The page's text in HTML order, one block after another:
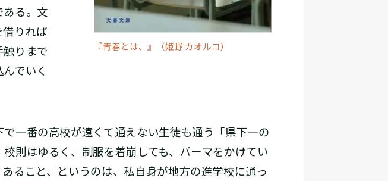
『青春とは、』（姫野 カオルコ）
ある。文
りれば
触りまで
でいく
一番の高校が遠くて通えない生徒も通う「県下一の
則はゆるく、制服を着崩しても、パーマをかけてい
ること、というのは、私自身が地方の進学校に通っ